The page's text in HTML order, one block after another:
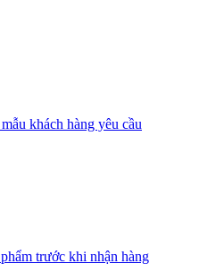
khách hàng yêu cầu
trước khi nhận hàng